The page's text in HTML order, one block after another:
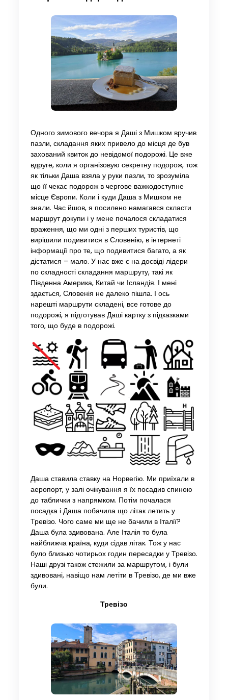
Одного зимового вечора я Даші з Мишком вручив
пазли, складання яких привело до місця де був
захований квиток до невідомої подорожі. Це вже
вдруге, коли я організовую секретну подорож, тож
як тільки Даша взяла у руки пазли, то зрозуміла
що її чекає подорож в чергове важкодоступне
місце Європи. Коли і куди Даша з Мишком не
знали. Час йшов, я посилено намагався скласти
маршрут докупи і у мене почалося складатися
враження, що ми одні з перших туристів, що
вирішили подивитися в Словенію, в інтернеті
інформації про те, що подивитися багато, а як
дістатися – мало. У нас вже є на досвіді лідери
по складності складання маршруту, такі як
Південна Америка, Китай чи Ісландія. І мені
здається, Словенія не далеко пішла. І ось
нарешті маршрути складені, все готове до
подорожі, я підготував Даші картку з підказками
того, що буде в подорожі.
Даша ставила ставку на Норвегію. Ми приїхали в
аеропорт, у залі очікування я їх посадив спиною
до таблички з напрямком. Потім почалася
посадка і Даша побачила що літак летить у
Тревізо. Чого саме ми ще не бачили в Італії?
Даша була здивована. Але Італія то була
найближча країна, куди сідав літак. Тож у нас
було близько чотирьох годин пересадки у Тревізо.
Наші друзі також стежили за маршрутом, і були
здивовані, навіщо нам летіти в Тревізо, де ми вже
були.
Тревізо